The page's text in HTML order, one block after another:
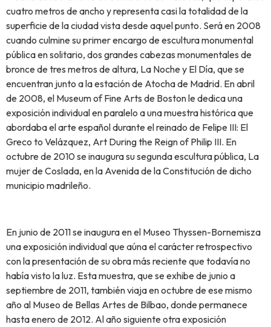
cuatro metros de ancho y representa casi la totalidad de la
superficie de la ciudad vista desde aquel punto. Será en 2008
cuando culmine su primer encargo de escultura monumental
pública en solitario, dos grandes cabezas monumentales de
bronce de tres metros de altura, La Noche y El Día, que se
encuentran junto a la estación de Atocha de Madrid. En abril
de 2008, el Museum of Fine Arts de Boston le dedica una
exposición individual en paralelo a una muestra histórica que
abordaba el arte español durante el reinado de Felipe III: El
Greco to Velázquez, Art During the Reign of Philip III. En
octubre de 2010 se inaugura su segunda escultura pública, La
mujer de Coslada, en la Avenida de la Constitución de dicho
municipio madrileño.
En junio de 2011 se inaugura en el Museo Thyssen-Bornemisza
una exposición individual que aúna el carácter retrospectivo
con la presentación de su obra más reciente que todavía no
había visto la luz. Esta muestra, que se exhibe de junio a
septiembre de 2011, también viaja en octubre de ese mismo
año al Museo de Bellas Artes de Bilbao, donde permanece
hasta enero de 2012. Al año siguiente otra exposición